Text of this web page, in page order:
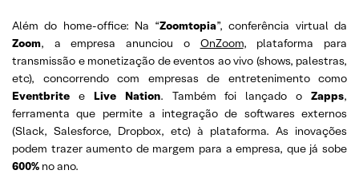
Além do home-office: Na “Zoomtopia”, conferência virtual da
Zoom, a empresa anunciou o OnZoom, plataforma para
transmissão e monetização de eventos ao vivo (shows, palestras,
etc), concorrendo com empresas de entretenimento como
Eventbrite e Live Nation. Também foi lançado o Zapps,
ferramenta que permite a integração de softwares externos
(Slack, Salesforce, Dropbox, etc) à plataforma. As inovações
podem trazer aumento de margem para a empresa, que já sobe
600% no ano.